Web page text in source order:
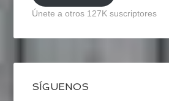
Únete a otros 127K suscriptores
SÍGUENOS